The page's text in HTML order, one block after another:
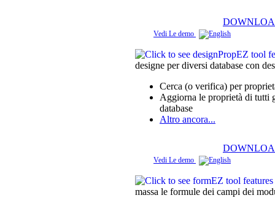
Vedi Le demo
designe per diversi database con
Cerca (o verifica) per
Aggiorna le proprietà di tutti
database
Altro ancora...
Vedi Le demo
massa le formule dei campi dei